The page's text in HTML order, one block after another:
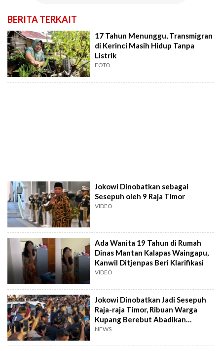
BERITA TERKAIT
17 Tahun Menunggu, Transmigran
di Kerinci Masih Hidup Tanpa
Listrik
FOTO
Jokowi Dinobatkan sebagai
Sesepuh oleh 9 Raja Timor
VIDEO
Ada Wanita 19 Tahun di Rumah
Dinas Mantan Kalapas Waingapu,
Kanwil Ditjenpas Beri Klarifikasi
VIDEO
Jokowi Dinobatkan Jadi Sesepuh
Raja-raja Timor, Ribuan Warga
Kupang Berebut Abadikan
Momen
NEWS